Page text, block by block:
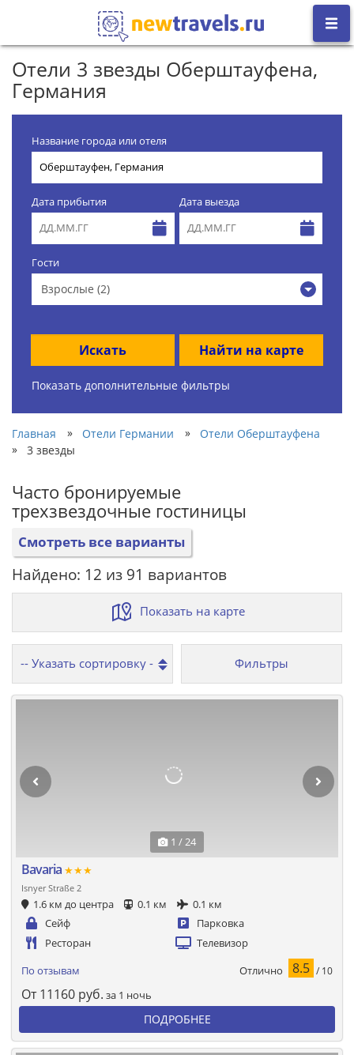
Отели 3 звезды Оберштауфена,
Германия
Название города или отеля
Дата прибытия Дата выезда
Гости
Взрослые (2)
Искать Найти на карте
Показать дополнительные фильтры
Главная » Отели Германии »
Отели Оберштауфена
»
3 звезды
Часто бронируемые
трехзвездочные гостиницы
Смотреть все варианты
Найдено: 12 из 91 вариантов
Показать на карте
Фильтры
1 / 24
Bavaria ★★★
Isnyer Straße 2
1.6 км до центра 0.1 км
0.1 км
Сейф
Парковка
Ресторан
Телевизор
По отзывам Отлично 8.5 / 10
От 11160 руб. за 1 ночь
ПОДРОБНЕЕ